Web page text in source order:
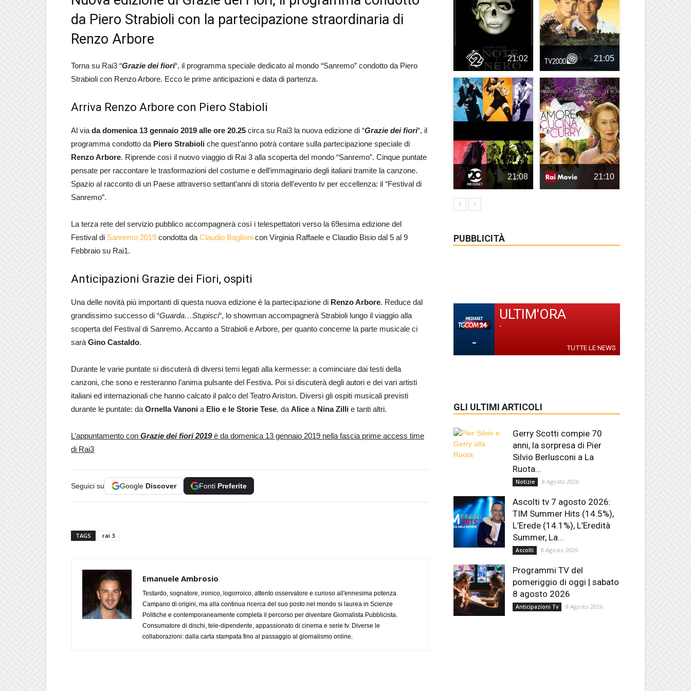
da Piero Strabioli con la partecipazione straordinaria di
Renzo Arbore
Torna su Rai3 “Grazie dei fiori“, il programma speciale dedicato al mondo “Sanremo” condotto da Piero
Strabioli con Renzo Arbore. Ecco le prime anticipazioni e data di partenza.
Arriva Renzo Arbore con Piero Stabioli
Al via da domenica 13 gennaio 2019 alle ore 20.25 circa su Rai3 la nuova edizione di “Grazie dei fiori“, il
programma condotto da Piero Strabioli che quest’anno potrà contare sulla partecipazione speciale di
Renzo Arbore. Riprende così il nuovo viaggio di Rai 3 alla scoperta del mondo “Sanremo”. Cinque puntate
pensate per raccontare le trasformazioni del costume e dell’immaginario degli italiani tramite la canzone.
Spazio al racconto di un Paese attraverso settant’anni di storia dell’evento tv per eccellenza: il “Festival di
Sanremo”.
La terza rete del servizio pubblico accompagnerà così i telespettatori verso la 69esima edizione del
Festival di Sanremo 2019 condotta da Claudio Baglioni con Virginia Raffaele e Claudio Bisio dal 5 al 9
Febbraio su Rai1.
Anticipazioni Grazie dei Fiori, ospiti
Una delle novità più importanti di questa nuova edizione è la partecipazione di Renzo Arbore. Reduce dal
grandissimo successo di “Guarda…Stupisci“, lo showman accompagnerà Strabioli lungo il viaggio alla
scoperta del Festival di Sanremo. Accanto a Strabioli e Arbore, per quanto concerne la parte musicale ci
sarà Gino Castaldo.
Durante le varie puntate si discuterà di diversi temi legati alla kermesse: a cominciare dai testi della
canzoni, che sono e resteranno l’anima pulsante del Festiva. Poi si discuterà degli autori e dei vari artisti
italiani ed internazionali che hanno calcato il palco del Teatro Ariston. Diversi gli ospiti musicali previsti
durante le puntate: da Ornella Vanoni a Elio e le Storie Tese, da Alice a Nina Zilli e tanti altri.
L’appuntamento con Grazie dei fiori 2019è da domenica 13 gennaio 2019 nella fascia prime access time
di Rai3
Seguici su Google Discover Fonti Preferite
TAGS rai 3
Emanuele Ambrosio
Testardo, sognatore, ironico, logorroico, attento osservatore e curioso all'ennesima potenza.
Campano di origini, ma alla continua ricerca del suo posto nel mondo si laurea in Scienze
Politiche e contemporaneamente completa il percorso per diventare Giornalista Pubblicista.
Consumatore di dischi, tele-dipendente, appassionato di cinema e serie tv. Diverse le
collaborazioni: dalla carta stampata fino al passaggio al giornalismo online.
21:02 21:05
21:08 21:10
PUBBLICITÀ
-
ULTIM'ORA
-
TUTTE LE NEWS
GLI ULTIMI ARTICOLI
Gerry Scotti compie 70
anni, la sorpresa di Pier
Silvio Berlusconi a La
Ruota...
Notizie 8 Agosto 2026
Ascolti tv 7 agosto 2026:
TIM Summer Hits (14.5%),
L’Erede (14.1%), L’Eredità
Summer, La...
Ascolti 8 Agosto 2026
Programmi TV del
pomeriggio di oggi | sabato
8 agosto 2026
Anticipazioni Tv 8 Agosto 2026